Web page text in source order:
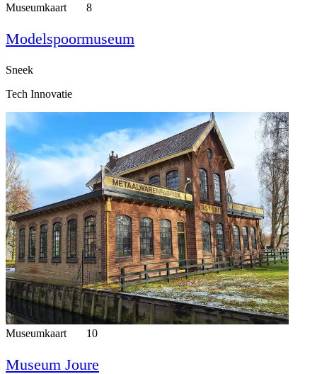
Museumkaart 8
Modelspoormuseum
Sneek
Tech Innovatie
Museumkaart 10
Museum Joure